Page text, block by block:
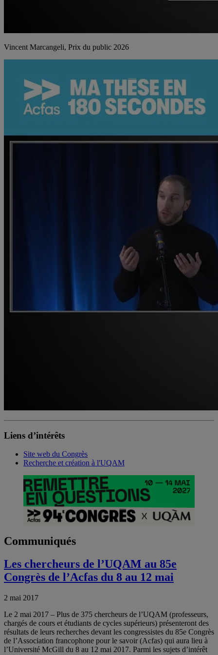
Vincent Marcangeli, Prix du public 2026
Liens d’intérêts
Site web du Congrès
Recherche et création à l'UQAM
Communiqués
Les chercheurs de l’UQAM au 85e
Congrès de l’Acfas du 8 au 12 mai
2 mai 2017
Le 2 mai 2017 – Plus de 375 chercheurs de l’UQAM (professeurs,
chargés de cours et étudiants de cycles supérieurs) présenteront des
résultats de leurs recherches devant les congressistes du 85e Congrès
de l’Association francophone pour le savoir (Acfas) qui aura lieu à
l’Université McGill du 8 au 12 mai 2017. Parmi les sujets d’intérêt